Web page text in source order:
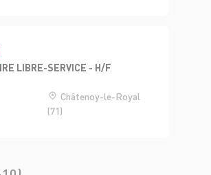
LIBRE-SERVICE - H/F
Châtenoy-le-Royal
(71)